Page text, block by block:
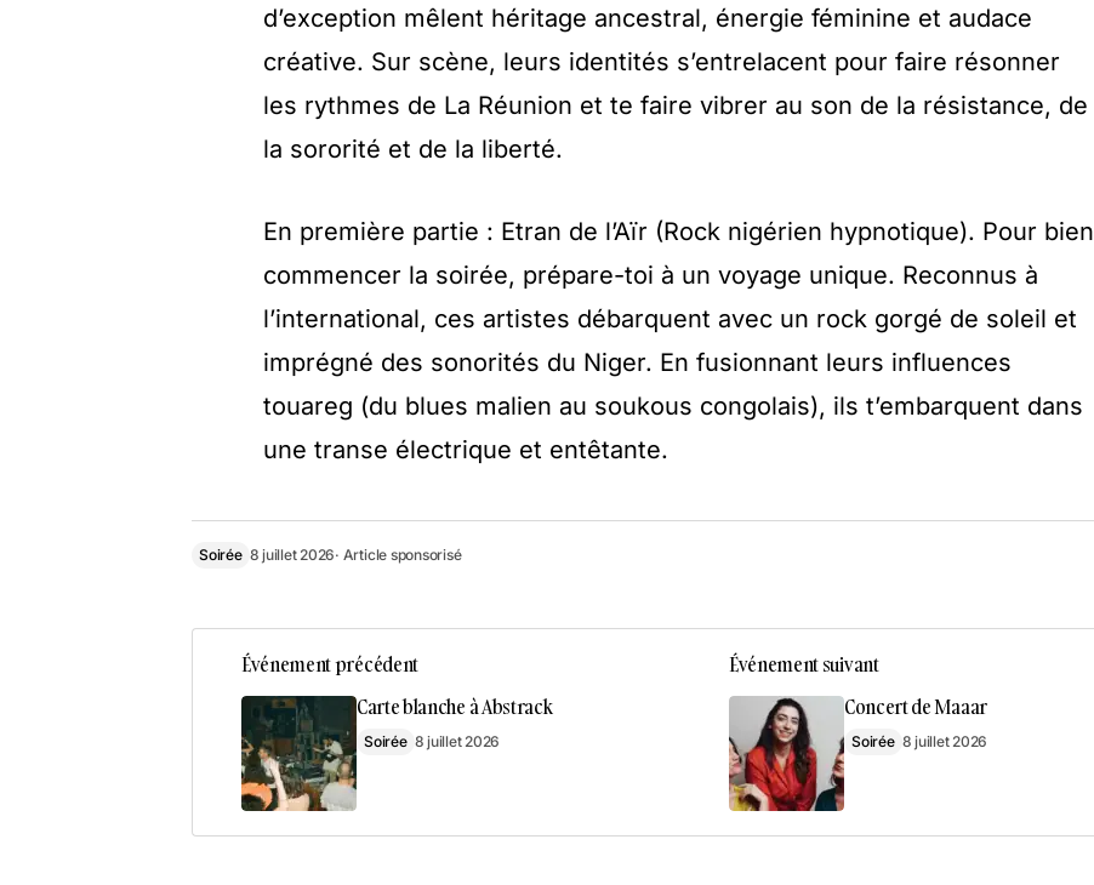
d’exception mêlent héritage ancestral, énergie féminine et audace
créative. Sur scène, leurs identités s’entrelacent pour faire résonner
les rythmes de La Réunion et te faire vibrer au son de la résistance, de
la sororité et de la liberté.
En première partie : Etran de l’Aïr (Rock nigérien hypnotique). Pour bien
commencer la soirée, prépare-toi à un voyage unique. Reconnus à
l’international, ces artistes débarquent avec un rock gorgé de soleil et
imprégné des sonorités du Niger. En fusionnant leurs influences
touareg (du blues malien au soukous congolais), ils t’embarquent dans
une transe électrique et entêtante.
Soirée 8 juillet 2026· Article sponsorisé
Événement précédent
Carte blanche à Abstrack
Soirée 8 juillet 2026
Événement suivant
Concert de Maaar
Soirée 8 juillet 2026